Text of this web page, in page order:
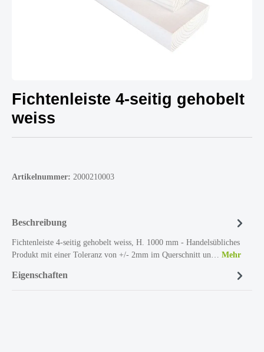
Fichtenleiste 4-seitig gehobelt
weiss
Artikelnummer: 2000210003
Beschreibung
Fichtenleiste 4-seitig gehobelt weiss, H. 1000 mm - Handelsübliches
Produkt mit einer Toleranz von +/- 2mm im Querschnitt un… Mehr
Eigenschaften